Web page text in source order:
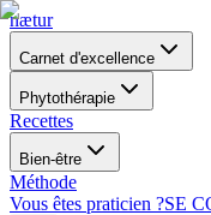
nætur
Carnet d'excellence
Phytothérapie
Recettes
Bien-être
Méthode
Vous êtes praticien ?SE